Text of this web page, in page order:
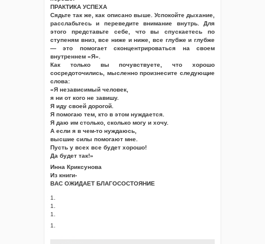
ПРАКТИКА УСПЕХА
Сядьте так же, как описано выше. Успокойте дыхание,
расслабьтесь и переведите внимание внутрь. Для
этого представьте себе, что вы спускаетесь по
ступеням вниз, все ниже и ниже, все глубже и глубже
— это помогает сконцентрироваться на своем
внутреннем «Я».
Как только вы почувствуете, что хорошо
сосредоточились, мысленно произнесите следующие
слова:
«Я независимый человек,
я ни от кого не завишу.
Я иду своей дорогой.
Я помогаю тем, кто в этом нуждается.
Я даю им столько, сколько могу и хочу.
А если я в чем-то нуждаюсь,
высшие силы помогают мне.
Пусть у всех все будет хорошо!
Да будет так!»
Инна Криксунова
Из книги-
ВАС ОЖИДАЕТ БЛАГОСОСТОЯНИЕ
1.
1.
1.
1.